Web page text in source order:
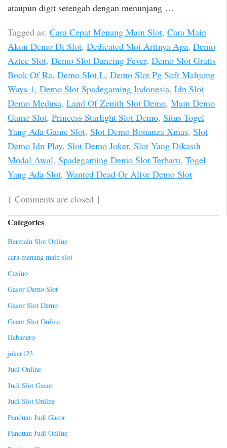
ataupun digit setengah dengan menunjang …
Tagged as: Cara Cepat Menang Main Slot, Cara Main
Akun Demo Di Slot, Dedicated Slot Artinya Apa, Demo
Aztec Slot, Demo Slot Dancing Fever, Demo Slot Gratis
Book Of Ra, Demo Slot L, Demo Slot Pg Soft Mahjong
Ways 1, Demo Slot Spadegaming Indonesia, Idn Slot
Demo Medusa, Land Of Zenith Slot Demo, Main Demo
Game Slot, Princess Starlight Slot Demo, Situs Togel
Yang Ada Game Slot, Slot Demo Bonanza Xmas, Slot
Demo Idn Play, Slot Demo Joker, Slot Yang Dikasih
Modal Awal, Spadegaming Demo Slot Terbaru, Togel
Yang Ada Slot, Wanted Dead Or Alive Demo Slot
{ Comments are closed }
Categories
Bermain Slot Online
cara menang main slot
Casino
Gacor Demo Slot
Gacor Slot Demo
Gacor Slot Online
Habanero
joker123
Judi Online
Judi Slot Gacor
Judi Slot Online
Panduan Judi Gacor
Panduan Judi Online